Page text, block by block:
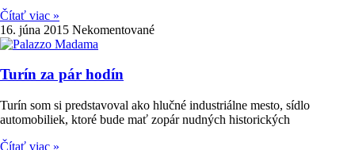
Čítať viac »
16. júna 2015 Nekomentované
Turín za pár hodín
Turín som si predstavoval ako hlučné industriálne mesto, sídlo
automobiliek, ktoré bude mať zopár nudných historických
Čítať viac »